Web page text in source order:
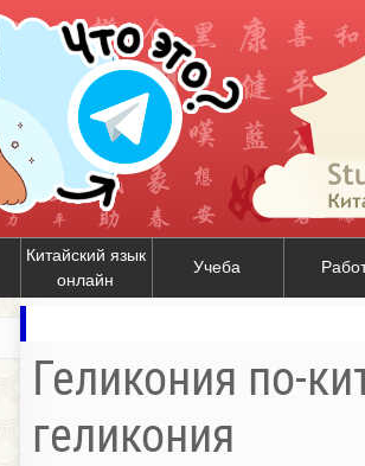
Китайский язык
онлайн
Учеба
Геликония по-
геликония